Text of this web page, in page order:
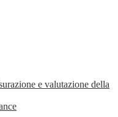
e valutazione della